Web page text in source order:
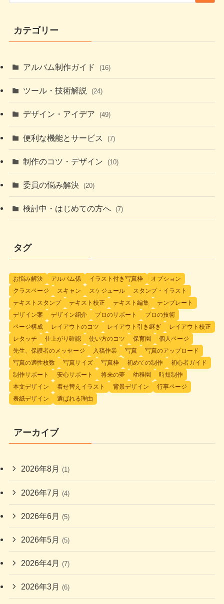
カテゴリー
アルバム制作ガイド (16)
ツール・技術解説 (24)
デザイン・アイデア (49)
便利な機能とサービス (7)
制作のコツ・デザイン (10)
委員の悩み解決 (20)
検討中・はじめての方へ (7)
タグ
お悩み解決 アルバム係 イラスト付き写真枠
オプション
クラスページ
スキャン スケジュール
スタンプ・イラスト
テキストスタンプ
テキスト校正 テキスト編集
テンプレート
デザイン案
デザイン紹介 プロのサポート
プロの技術
ページ構成
レイアウトのコツ レイアウト引き継ぎ
レイアウト校正
レタッチ
仕上がり確認 使い方のコツ 保育園
個人ページ
先生、保護者のメッセージ
入稿作業 写真
写真のアップロード
写真の適性枚数
写真サイズ 写真枠 初めての制作
初心者ガイド
制作サポート
安心サポート 将来の夢 幼稚園
時短制作
本文デザイン
着せ替えイラスト 背景デザイン
行事ページ
表紙デザイン
選ばれる理由
アーカイブ
2026年8月 (1)
2026年7月 (4)
2026年6月 (5)
2026年5月 (5)
2026年4月 (7)
2026年3月 (6)